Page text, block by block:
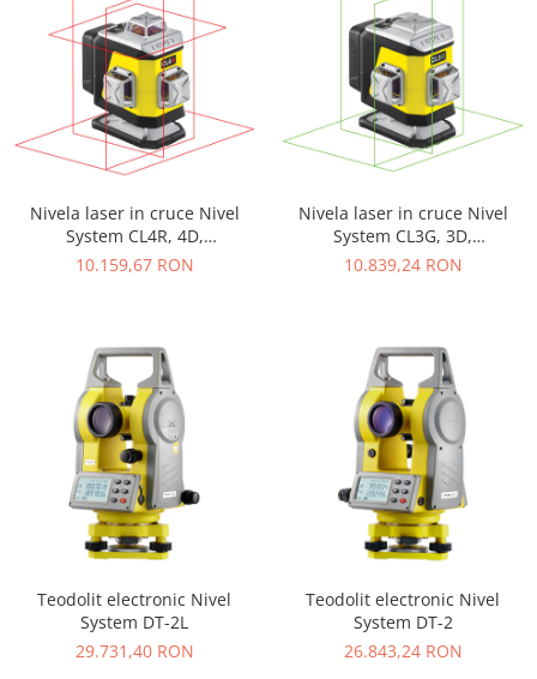
Nivela laser in cruce Nivel
System CL4R, 4D,
Multifuncționala, laser rosu, 4
10.159,67 RON
Nivela laser in cruce Nivel
System CL3G, 3D,
Multifuncționala, laser verde,
10.839,24 RON
Teodolit electronic Nivel
System DT-2L
29.731,40 RON
Teodolit electronic Nivel
System DT-2
26.843,24 RON